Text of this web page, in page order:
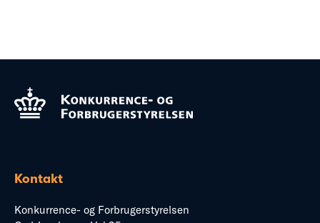
Kontakt
Konkurrence- og Forbrugerstyrelsen